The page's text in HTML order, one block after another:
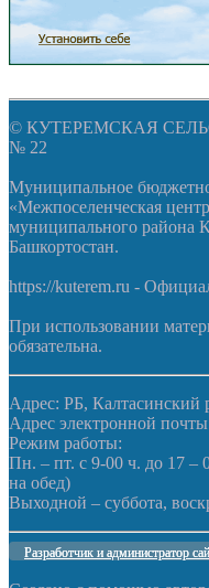
© КУТЕРЕМСКАЯ
№ 22
Муниципальное
«Межпоселенческая
муниципального района
Башкортостан.
https://kuterem.ru -
При использовании
обязательна.
Адрес: РБ, Калтасинский
Адрес электронной
Режим работы:
Пн. – пт. с 9-00 ч. до 17 –
на обед)
Выходной – суббота,
Разработчик и администратор